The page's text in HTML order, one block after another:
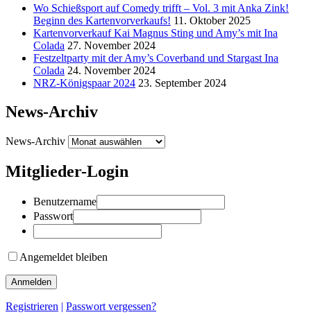
Wo Schießsport auf Comedy trifft – Vol. 3 mit Anka Zink!
Beginn des Kartenvorverkaufs! 11. Oktober 2025
Kartenvorverkauf Kai Magnus Sting und Amy’s mit Ina
Colada 27. November 2024
Festzeltparty mit der Amy’s Coverband und Stargast Ina
Colada 24. November 2024
NRZ-Königspaar 2024 23. September 2024
News-Archiv
News-Archiv
Mitglieder-Login
Benutzername
Passwort
Angemeldet bleiben
Registrieren | Passwort vergessen?